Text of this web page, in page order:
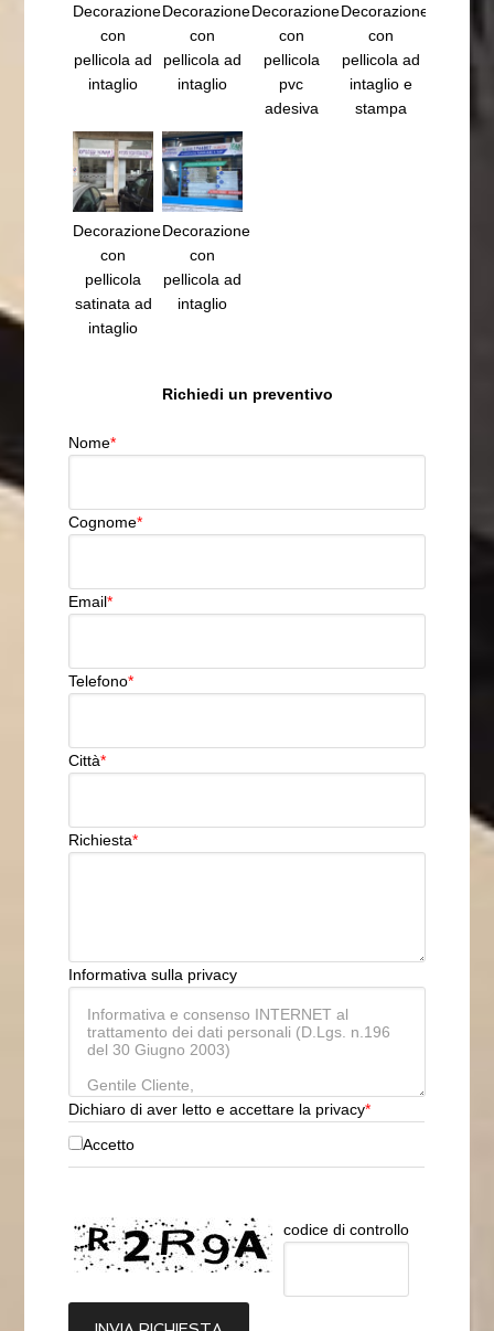
Decorazione
con
pellicola ad
intaglio
Decorazione
con
pellicola ad
intaglio
Decorazione
con
pellicola
pvc
adesiva
Decorazione
con
pellicola ad
intaglio e
stampa
Decorazione
con
pellicola
satinata ad
intaglio
Decorazione
con
pellicola ad
intaglio
Richiedi un preventivo
Nome*
Cognome*
Email*
Telefono*
Città*
Richiesta*
Informativa sulla privacy
Dichiaro di aver letto e accettare la privacy*
Accetto
codice di controllo